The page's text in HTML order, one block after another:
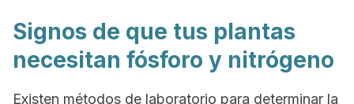
Signos de que tus plantas
necesitan fósforo y nitrógeno
Existen métodos de laboratorio para determinar la